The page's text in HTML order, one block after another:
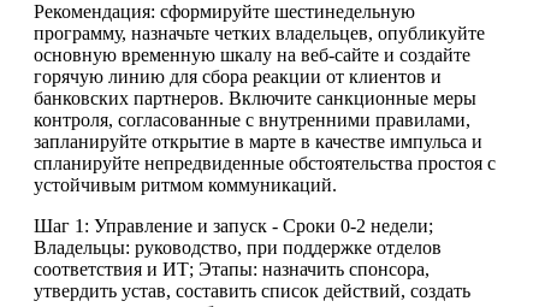
Рекомендация: сформируйте шестинедельную
программу, назначьте четких владельцев, опубликуйте
основную временную шкалу на веб-сайте и создайте
горячую линию для сбора реакции от клиентов и
банковских партнеров. Включите санкционные меры
контроля, согласованные с внутренними правилами,
запланируйте открытие в марте в качестве импульса и
спланируйте непредвиденные обстоятельства простоя с
устойчивым ритмом коммуникаций.
Шаг 1: Управление и запуск - Сроки 0-2 недели;
Владельцы: руководство, при поддержке отделов
соответствия и ИТ; Этапы: назначить спонсора,
утвердить устав, составить список действий, создать